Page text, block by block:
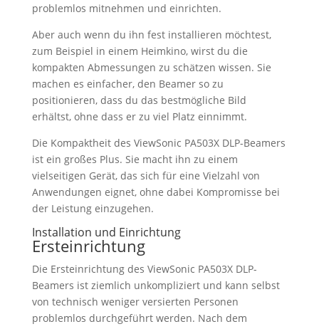
problemlos mitnehmen und einrichten.
Aber auch wenn du ihn fest installieren möchtest,
zum Beispiel in einem Heimkino, wirst du die
kompakten Abmessungen zu schätzen wissen. Sie
machen es einfacher, den Beamer so zu
positionieren, dass du das bestmögliche Bild
erhältst, ohne dass er zu viel Platz einnimmt.
Die Kompaktheit des ViewSonic PA503X DLP-Beamers
ist ein großes Plus. Sie macht ihn zu einem
vielseitigen Gerät, das sich für eine Vielzahl von
Anwendungen eignet, ohne dabei Kompromisse bei
der Leistung einzugehen.
Installation und Einrichtung
Ersteinrichtung
Die Ersteinrichtung des ViewSonic PA503X DLP-
Beamers ist ziemlich unkompliziert und kann selbst
von technisch weniger versierten Personen
problemlos durchgeführt werden. Nach dem